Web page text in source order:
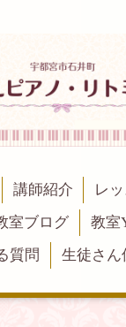
講師紹介 レ
室ブログ 教室
質問 生徒さん